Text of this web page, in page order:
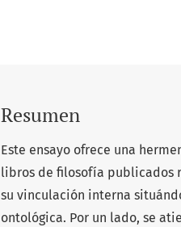
Resumen
Este ensayo ofrece una
libros de filosofía publicados
su vinculación interna
ontológica. Por un lado, se